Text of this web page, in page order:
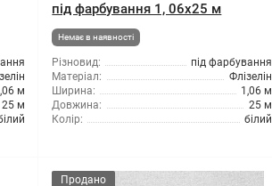
м
25 м
під фарбування 1, 06x25 м
Немає в наявності
Різновид:
під фарбування
Матеріал:
Флізелін
Ширина:
1,06 м
Довжина:
25 м
Колір:
білий
Продано